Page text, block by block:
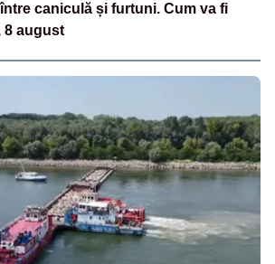
caniculă și furtuni. Cum va fi
8 august